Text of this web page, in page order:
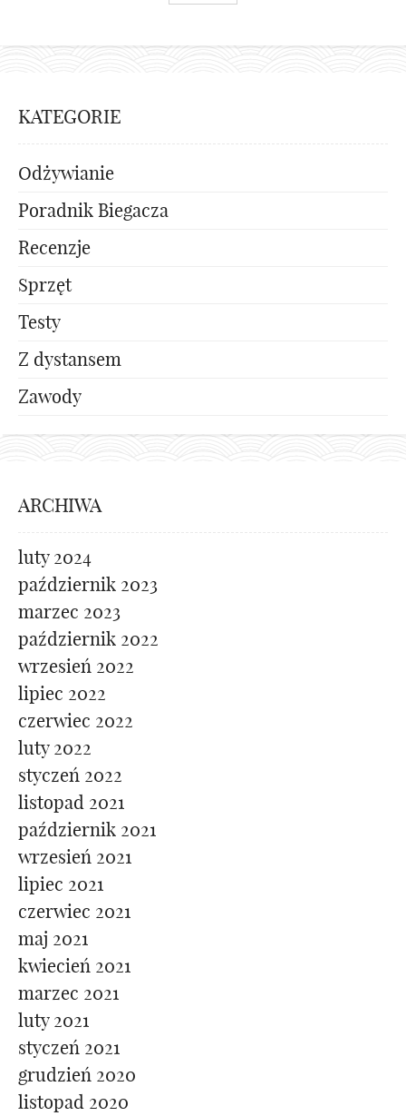
KATEGORIE
Odżywianie
Poradnik Biegacza
Recenzje
Sprzęt
Testy
Z dystansem
Zawody
ARCHIWA
luty 2024
październik 2023
marzec 2023
październik 2022
wrzesień 2022
lipiec 2022
czerwiec 2022
luty 2022
styczeń 2022
listopad 2021
październik 2021
wrzesień 2021
lipiec 2021
czerwiec 2021
maj 2021
kwiecień 2021
marzec 2021
luty 2021
styczeń 2021
grudzień 2020
listopad 2020